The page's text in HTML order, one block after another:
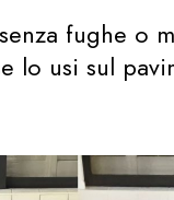
fughe o
lo usi sul